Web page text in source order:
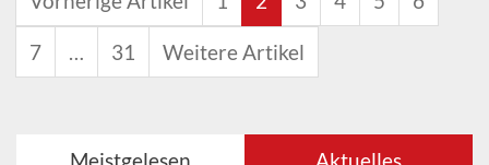
7 … 31 Weitere Artikel
Meistgelesen Aktuelles